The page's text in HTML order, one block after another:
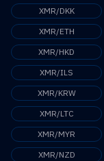
XMR/DKK
XMR/ETH
XMR/HKD
XMR/ILS
XMR/KRW
XMR/LTC
XMR/MYR
XMR/NZD